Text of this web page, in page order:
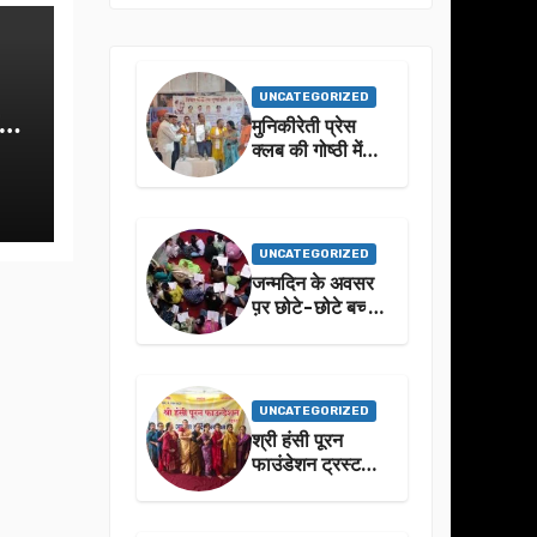
UNCATEGORIZED
मुनिकीरेती प्रेस
क्लब की गोष्ठी में
UNCATEGORIZED
जन्मदिन के अवसर
प़र छोटे-छोटे बच्चो
UNCATEGORIZED
श्री हंसी पूरन
फाउंडेशन ट्रस्ट